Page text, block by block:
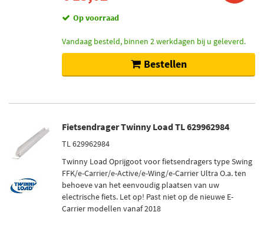
Op voorraad
Vandaag besteld, binnen 2 werkdagen bij u geleverd.
Bestellen
Fietsendrager Twinny Load TL 629962984
TL 629962984
Twinny Load Oprijgoot voor fietsendragers type Swing
FFK/e-Carrier/e-Active/e-Wing/e-Carrier Ultra O.a. ten
behoeve van het eenvoudig plaatsen van uw
electrische fiets. Let op! Past niet op de nieuwe E-
Carrier modellen vanaf 2018